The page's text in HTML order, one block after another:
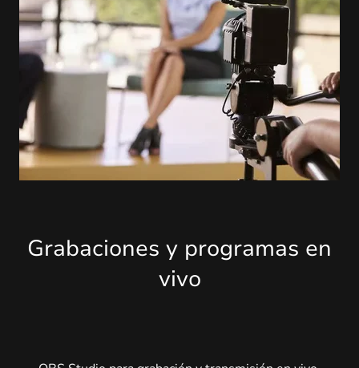
Grabaciones y programas en
vivo